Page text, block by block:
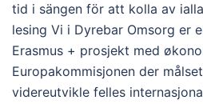
tid i sängen för att kolla av
lesing Vi i Dyrebar Omsorg er
Erasmus + prosjekt med
Europakommisjonen der
videreutvikle felles